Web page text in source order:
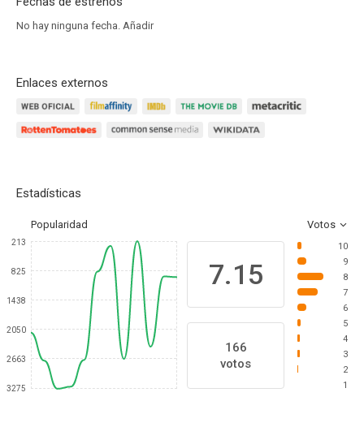
No hay ninguna fecha. Añadir
Enlaces externos
Estadísticas
Popularidad Votos
213
825
1438
2050
2663
3275
7.15
166
votos
10
9
8
7
6
5
4
3
2
1